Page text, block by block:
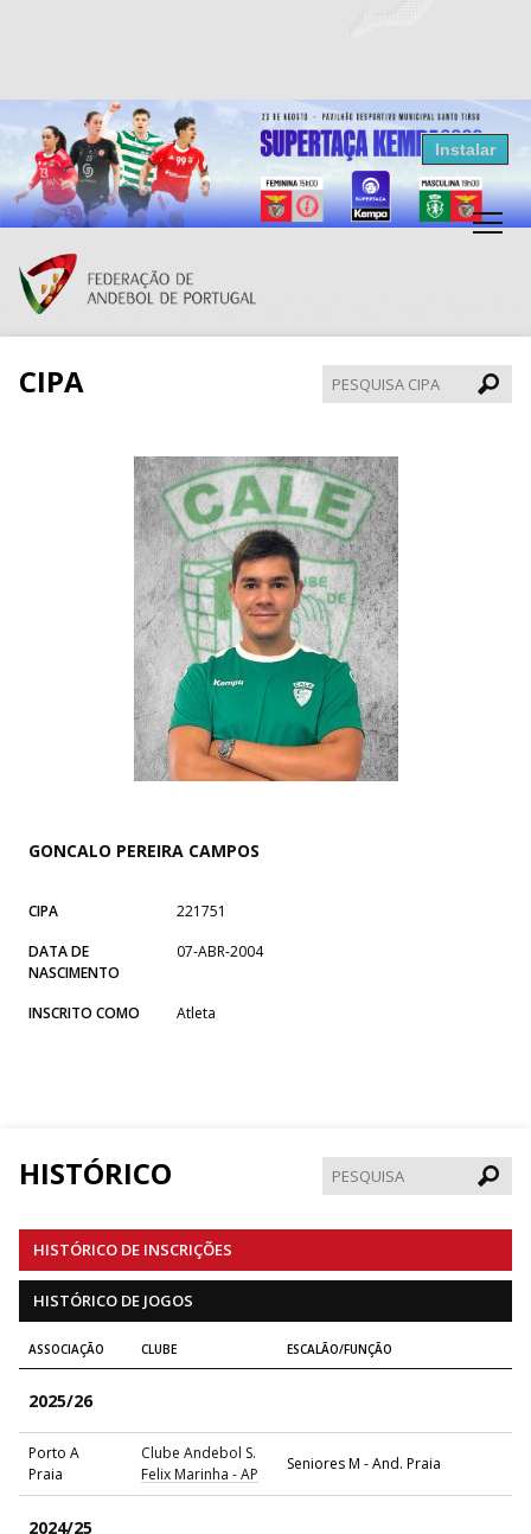
Resultados Andebol
Federação de Andebol de Portugal
Grátis - Disponivel na Play Store
Instalar
CIPA
CIPA
GONCALO PEREIRA CAMPOS
CIPA
221751
DATA DE
NASCIMENTO
07-ABR-2004
INSCRITO COMO Atleta
HISTÓRICO
HISTÓRICO DE INSCRIÇÕES
HISTÓRICO DE JOGOS
ASSOCIAÇÃO CLUBE ESCALÃO/FUNÇÃO
2025/26
Porto A
Praia
Clube Andebol S.
Felix Marinha - AP
Seniores M - And. Praia
2024/25